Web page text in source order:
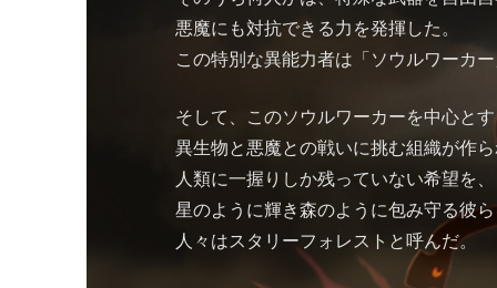
悪魔にも対抗できる力を発揮した。
この特別な異能力者は「ソウルワーカ
そして、このソウルワーカーを中心と
異生物と悪魔との戦いに挑む組織が作
人類に一握りしか残っていない希望を、
星のように輝き森のように包み守る彼
人々はスタリーフォレストと呼んだ。